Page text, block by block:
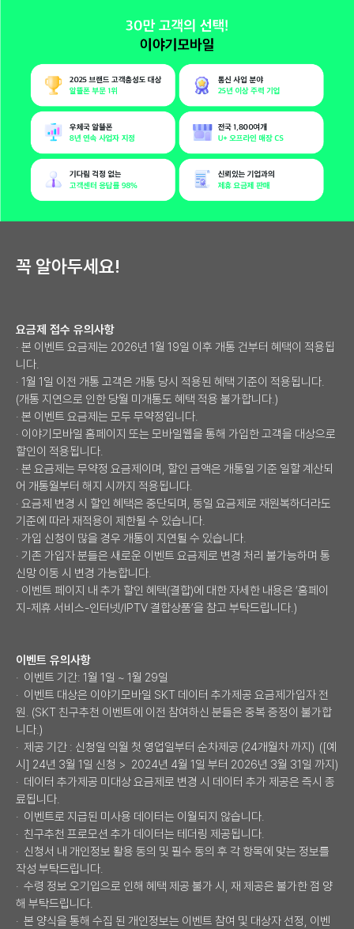
꼭 알아두세요!
요금제 접수 유의사항
· 본 이벤트 요금제는 2026년 1월 19일 이후 개통 건부터 혜택이 적용됩
니다.
· 1월 1일 이전 개통 고객은 개통 당시 적용된 혜택 기준이 적용됩니다.
(개통 지연으로 인한 당월 미개통도 혜택 적용 불가합니다.)
· 본 이벤트 요금제는 모두 무약정입니다.
· 이야기모바일 홈페이지 또는 모바일웹을 통해 가입한 고객을 대상으로
할인이 적용됩니다.
· 본 요금제는 무약정 요금제이며, 할인 금액은 개통일 기준 일할 계산되
어 개통월부터 해지 시까지 적용됩니다.
· 요금제 변경 시 할인 혜택은 중단되며, 동일 요금제로 재원복하더라도
기준에 따라 재적용이 제한될 수 있습니다.
· 가입 신청이 많을 경우 개통이 지연될 수 있습니다.
· 기존 가입자 분들은 새로운 이벤트 요금제로 변경 처리 불가능하며 통
신망 이동 시 변경 가능합니다.
· 이벤트 페이지 내 추가 할인 혜택(결합)에 대한 자세한 내용은 ‘홈페이
지-제휴 서비스-인터넷/IPTV 결합상품’을 참고 부탁드립니다.)
이벤트 유의사항
· 이벤트 기간: 1월 1일 ~ 1월 29일
· 이벤트 대상은 이야기모바일 SKT 데이터 추가제공 요금제가입자 전
원. (SKT 친구추천 이벤트에 이전 참여하신 분들은 중복 증정이 불가합
니다.)
· 제공 기간 : 신청일 익월 첫 영업일부터 순차제공 (24개월차 까지) ([예
시] 24년 3월 1일 신청 > 2024년 4월 1일 부터 2026년 3월 31일 까지)
· 데이터 추가제공 미대상 요금제로 변경 시 데이터 추가 제공은 즉시 종
료됩니다.
· 이벤트로 지급된 미사용 데이터는 이월되지 않습니다.
· 친구추천 프로모션 추가 데이터는 테더링 제공됩니다.
· 신청서 내 개인정보 활용 동의 및 필수 동의 후 각 항목에 맞는 정보를
작성 부탁드립니다.
· 수령 정보 오기입으로 인해 혜택 제공 불가 시, 재 제공은 불가한 점 양
해 부탁드립니다.
· 본 양식을 통해 수집 된 개인정보는 이벤트 참여 및 대상자 선정, 이벤